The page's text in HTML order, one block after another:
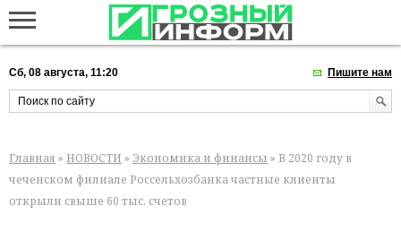
Сб, 08 августа, 11:20 Пишите нам
Главная » НОВОСТИ » Экономика и финансы » В 2020 году в
чеченском филиале Россельхозбанка частные клиенты
открыли свыше 60 тыс. счетов